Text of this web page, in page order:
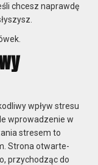
chcesz naprawdę
wpływ stresu
wprowadzenie w
stresem to
Stronaotwarte-
przychodząc do